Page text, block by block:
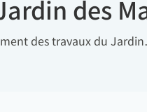
des
des travaux du